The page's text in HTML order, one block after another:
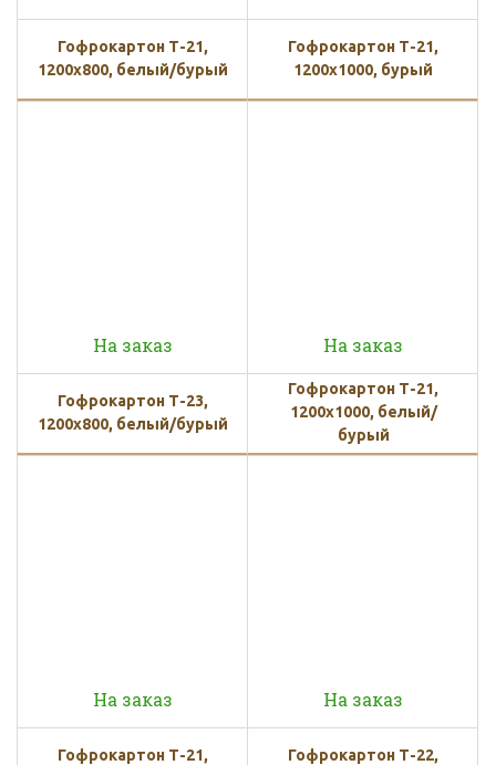
Гофрокартон Т-21,
1200х800, белый/бурый
Гофрокартон Т-21,
1200х1000, бурый
На заказ
Гофрокартон Т-23,
1200х800, белый/бурый
На заказ
Гофрокартон Т-21,
1200х1000, белый/
бурый
На заказ
Гофрокартон Т-21,
На заказ
Гофрокартон Т-22,